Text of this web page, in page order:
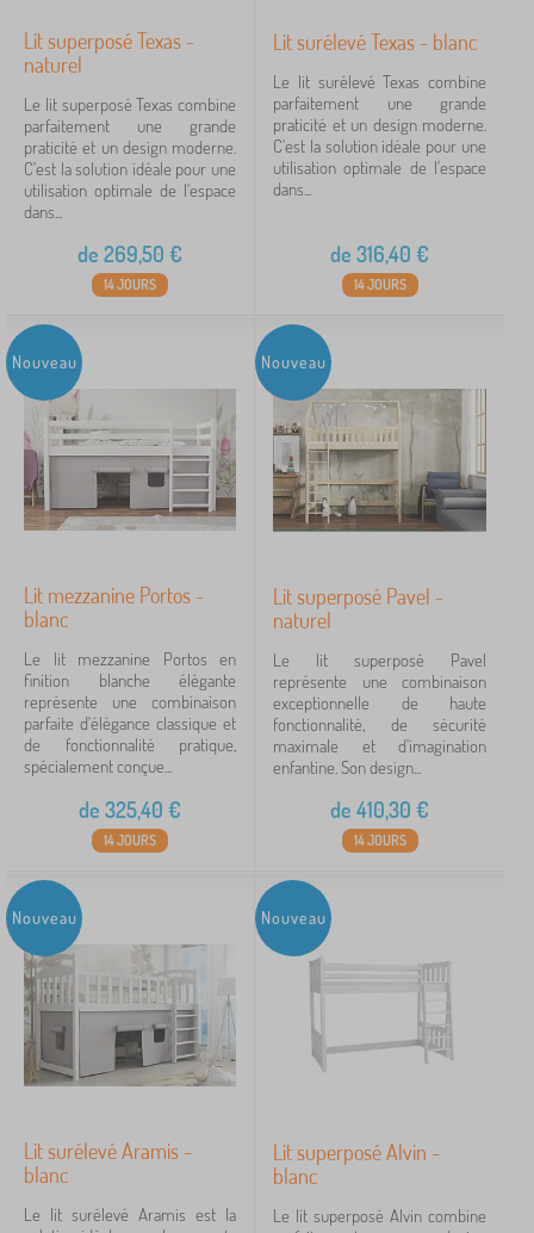
naturel
6
Prix
269 €
487 €
Rechercher dans les filtres
Disponibilité
Étiquettes
Annuler FILTRATION
Lit superposé Texas -
naturel
Le lit superposé Texas combine
parfaitement une grande
praticité et un design moderne.
C'est la solution idéale pour une
utilisation optimale de l'espace
dans...
de 269,50 €
14 JOURS
Lit surélevé Texas - blanc
Le lit surélevé Texas combine
parfaitement une grande
praticité et un design moderne.
C'est la solution idéale pour une
utilisation optimale de l'espace
dans...
de 316,40 €
14 JOURS
Nouveau
Lit mezzanine Portos -
blanc
Le lit mezzanine Portos en
finition blanche élégante
représente une combinaison
parfaite d'élégance classique et
de fonctionnalité pratique,
spécialement conçue...
de 325,40 €
14 JOURS
Nouveau
Lit superposé Pavel -
naturel
Le lit superposé Pavel
représente une combinaison
exceptionnelle de haute
fonctionnalité, de sécurité
maximale et d'imagination
enfantine. Son design...
de 410,30 €
14 JOURS
Nouveau
Lit surélevé Aramis -
blanc
Le lit surélevé Aramis est la
Nouveau
Lit superposé Alvin -
blanc
Le lit superposé Alvin combine